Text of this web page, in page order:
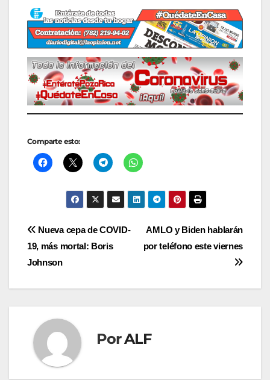
Comparte esto:
Navegación
de
entradas
AMLO y Biden hablarán
por teléfono este viernes
Nueva cepa de COVID-
19, más mortal: Boris
Johnson
PorALF